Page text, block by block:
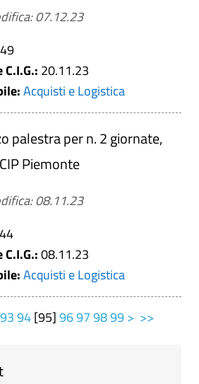
07.12.23
20.11.23
Acquisti e Logistica
palestra per n. 2 giornate,
Piemonte
08.11.23
08.11.23
Acquisti e Logistica
9394[95]96979899> >>